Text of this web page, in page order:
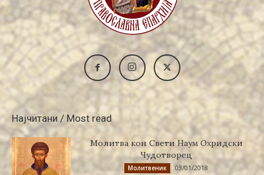
Најчитани / Most read
Молитва кон Свети Наум Охридски
Чудотворец
Молитвеник 03/01/2018